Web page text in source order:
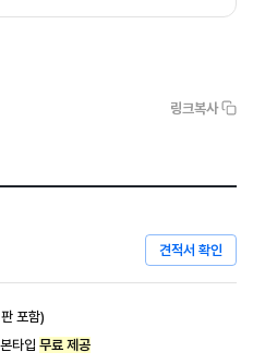
링크복사
견적서 확인
포함)
타입 무료 제공